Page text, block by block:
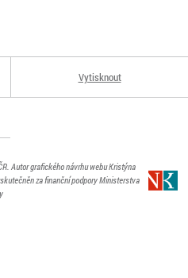
Vytisknout
. Autor grafického návrhu webu Kristýna
za finanční podpory Ministerstva